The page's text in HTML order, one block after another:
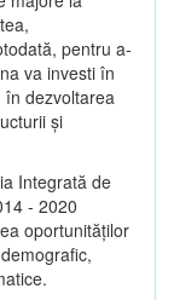
pentru a-
va investi în
dezvoltarea
şi
Integrată de
- 2020
oportunităţilor